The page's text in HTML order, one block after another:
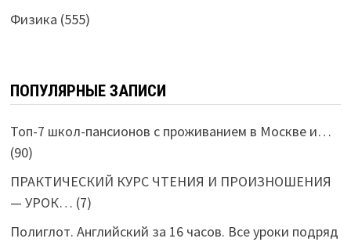
Физика (555)
ПОПУЛЯРНЫЕ ЗАПИСИ
Топ-7 школ-пансионов с проживанием в Москве и…
(90)
ПРАКТИЧЕСКИЙ КУРС ЧТЕНИЯ И ПРОИЗНОШЕНИЯ
— УРОК… (7)
Полиглот. Английский за 16 часов. Все уроки подряд